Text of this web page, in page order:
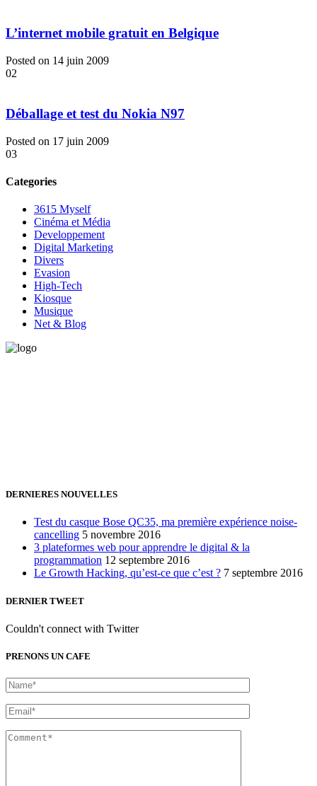
L’internet mobile gratuit en Belgique
Posted on 14 juin 2009
02
Déballage et test du Nokia N97
Posted on 17 juin 2009
03
Categories
3615 Myself
Cinéma et Média
Developpement
Digital Marketing
Divers
Evasion
High-Tech
Kiosque
Musique
Net & Blog
DERNIERES NOUVELLES
Test du casque Bose QC35, ma première expérience noise-
cancelling 5 novembre 2016
3 plateformes web pour apprendre le digital & la
programmation 12 septembre 2016
Le Growth Hacking, qu’est-ce que c’est ? 7 septembre 2016
DERNIER TWEET
Couldn't connect with Twitter
PRENONS UN CAFE